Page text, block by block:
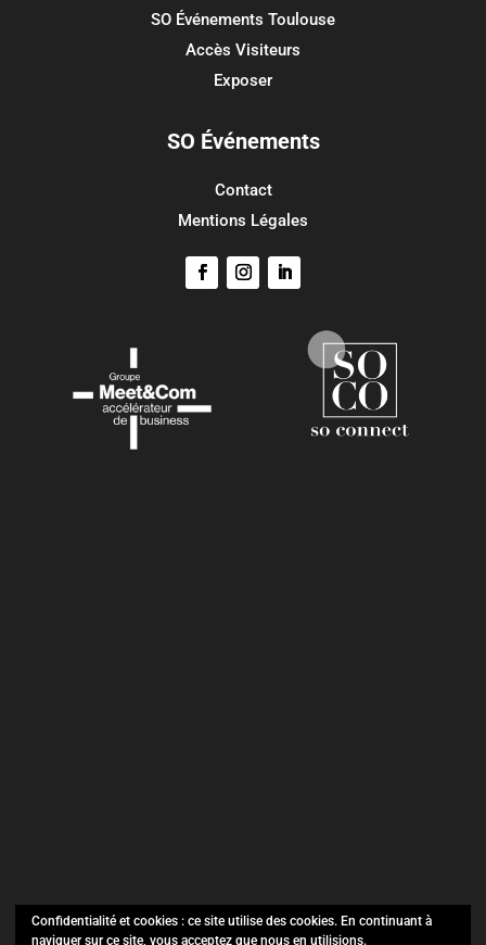
Flux des commentaires
Site de WordPress-FR
SO Événements Toulouse
Accès Visiteurs
Exposer
SO Événements
Contact
Mentions Légales
Confidentialité et cookies : ce site utilise des cookies. En continuant à
naviguer sur ce site, vous acceptez que nous en utilisions.